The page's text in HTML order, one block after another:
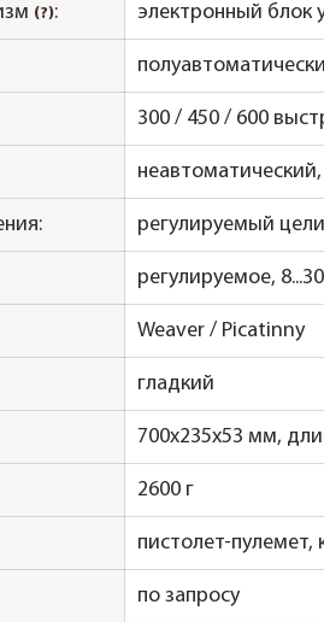
(?): электронный блок
300 / 450 / 600
регулируемый
регулируемое,
Weaver / Picatinny
гладкий
700x235x53 мм,
2600 г
пистолет-
по запросу